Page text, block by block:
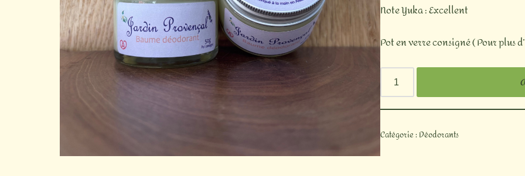
Note Yuka : Excellent
Pot en verre consigné ( Pour plus
Catégorie :Déodorants